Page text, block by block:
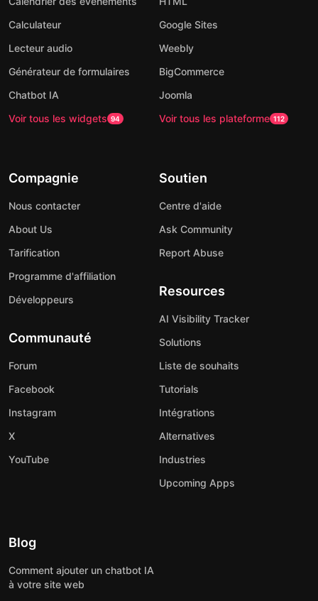
Calculateur
Lecteur audio
Générateur de formulaires
Chatbot IA
Voir tous les widgets 94
Google Sites
Weebly
BigCommerce
Joomla
Voir tous les plateforme 112
Compagnie
Nous contacter
About Us
Tarification
Programme d'affiliation
Développeurs
Communauté
Forum
Facebook
Instagram
X
YouTube
Soutien
Centre d'aide
Ask Community
Report Abuse
Resources
AI Visibility Tracker
Solutions
Liste de souhaits
Tutorials
Intégrations
Alternatives
Industries
Upcoming Apps
Blog
Comment ajouter un chatbot IA
à votre site web